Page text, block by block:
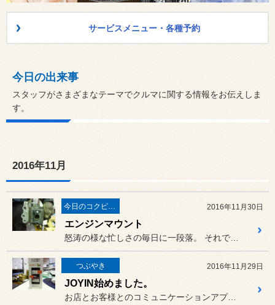
サービスメニュー・各種予約
今日の出来事
スタッフがさまざまなテーマでクルマに関する情報をお伝えしま
す。
2016年11月
今日のコクピット西部 2016年11月30日
エンジンマウント
つぶやき 2016年11月29日
JOYIN始めました。
お店とお客様とのコミュニケーションアプリ〔JOYIN〕始めました。